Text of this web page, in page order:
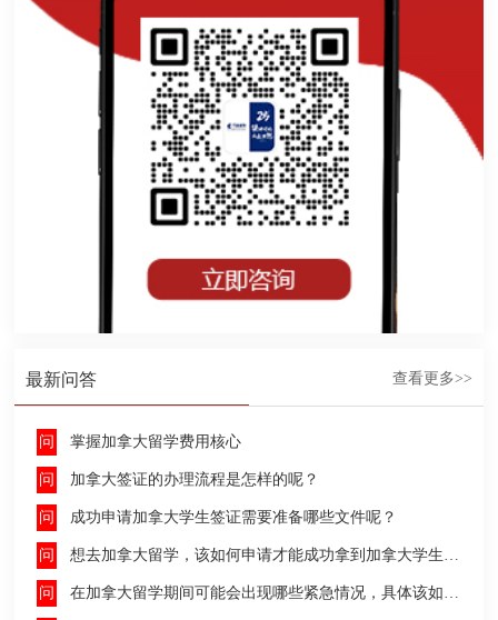
最新问答 查看更多>>
掌握加拿大留学费用核心
加拿大签证的办理流程是怎样的呢？
成功申请加拿大学生签证需要准备哪些文件呢？
想去加拿大留学，该如何申请才能成功拿到加拿大学生签证呢？
在加拿大留学期间可能会出现哪些紧急情况，具体该如何去处理这些紧急情况呢？